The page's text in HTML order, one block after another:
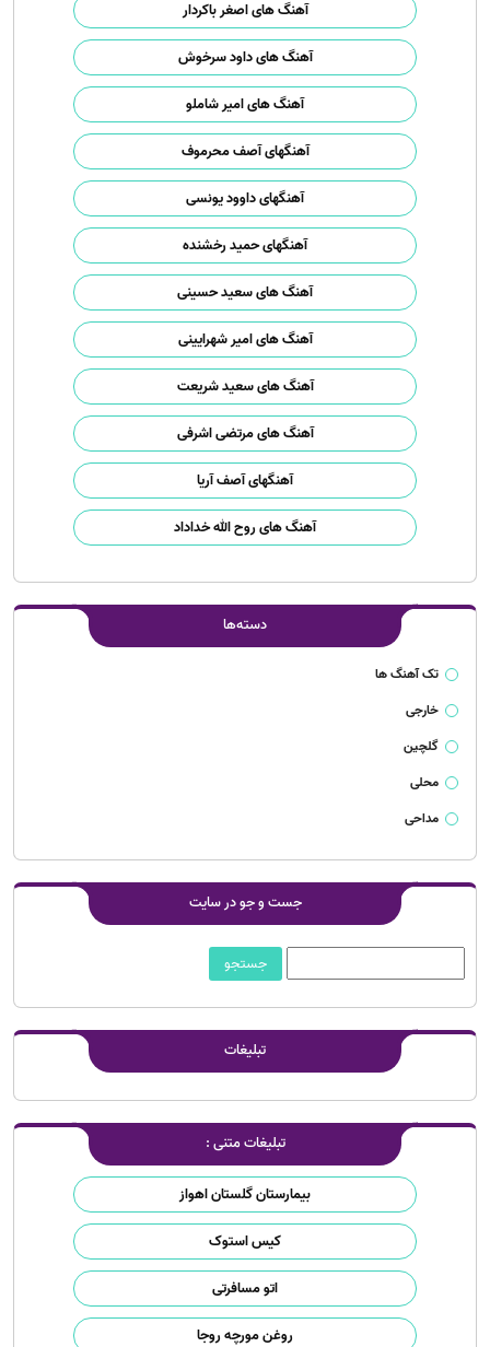
آهنگ های اصغر باکردار
آهنگ های داود سرخوش
آهنگ های امیر شاملو
آهنگهای آصف محرموف
آهنگهای داوود یونسی
آهنگهای حمید رخشنده
آهنگ های سعید حسینی
آهنگ های امیر شهرایینی
آهنگ های سعید شریعت
آهنگ های مرتضی اشرفی
آهنگهای آصف آریا
آهنگ های روح الله خداداد
دسته‌ها
تک آهنگ ها
خارجی
گلچین
محلی
مداحی
جست و جو در سایت
تبلیغات
تبلیغات متنی :
بیمارستان گلستان اهواز
کیس استوک
اتو مسافرتی
روغن مورچه روجا